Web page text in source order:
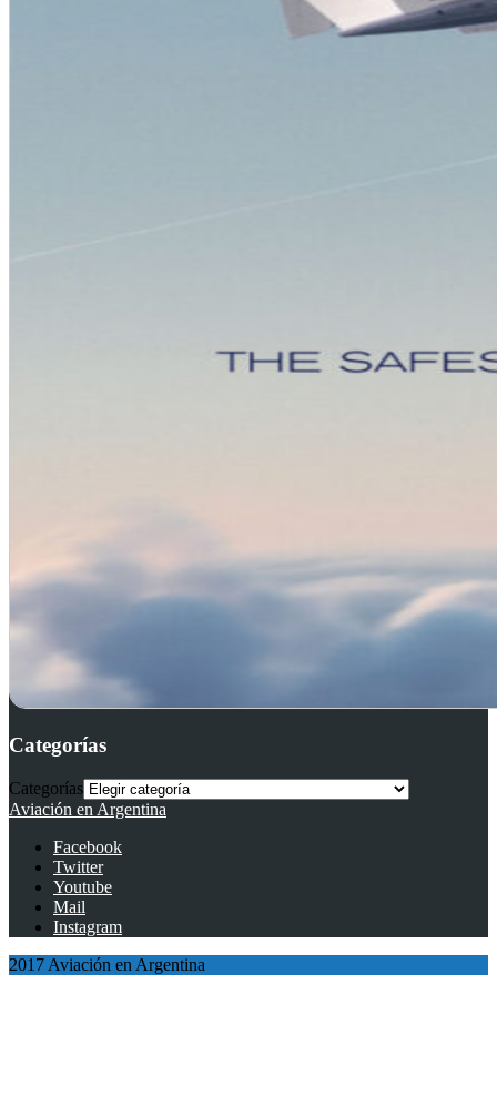
Categorías
Categorías
Aviación en Argentina
Facebook
Twitter
Youtube
Mail
Instagram
2017 Aviación en Argentina